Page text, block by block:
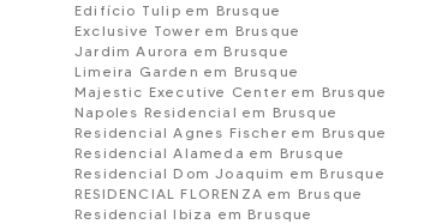
Edifício Tulip em Brusque
Exclusive Tower em Brusque
Jardim Aurora em Brusque
Limeira Garden em Brusque
Majestic Executive Center em Brusque
Napoles Residencial em Brusque
Residencial Agnes Fischer em Brusque
Residencial Alameda em Brusque
Residencial Dom Joaquim em Brusque
RESIDENCIAL FLORENZA em Brusque
Residencial Ibiza em Brusque